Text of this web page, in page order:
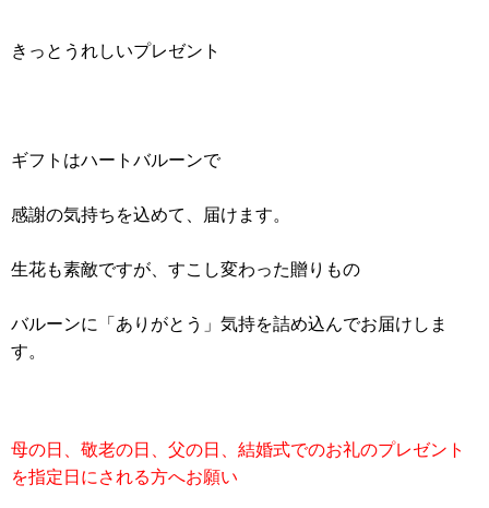
きっとうれしいプレゼント
ギフトはハートバルーンで
感謝の気持ちを込めて、届けます。
生花も素敵ですが、すこし変わった贈りもの
バルーンに「ありがとう」気持を詰め込んでお届けしま
す。
母の日、敬老の日、父の日、結婚式でのお礼のプレゼント
を指定日にされる方へお願い